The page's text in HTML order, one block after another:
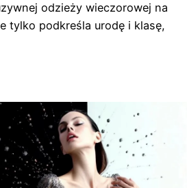
odzieży wieczorowej na
tylko podkreśla urodę i klasę,